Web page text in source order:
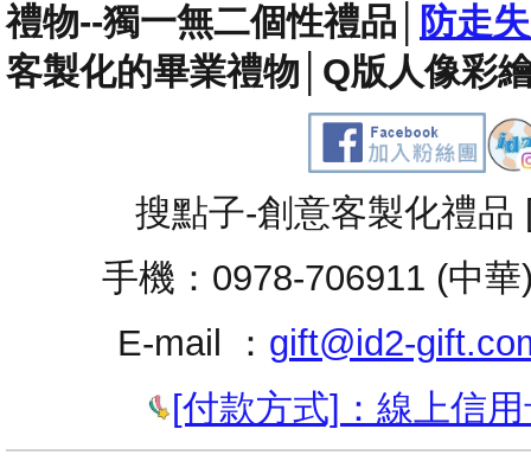
禮物--獨一無二個性禮品
防走
客製化的畢業禮物 Q版人像彩
搜點子-創意客製化禮
手機：0978-706911 (中
E-mail ： gift@id2-
[付款方式]：線上信